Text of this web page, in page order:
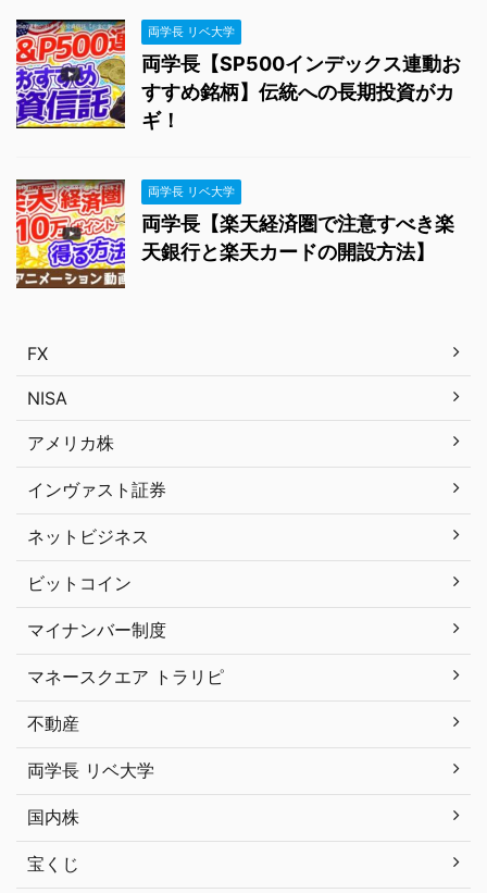
両学長 リベ大学
両学長【SP500インデックス連動お
すすめ銘柄】伝統への長期投資がカ
ギ！
両学長 リベ大学
両学長【楽天経済圏で注意すべき楽
天銀行と楽天カードの開設方法】
FX
NISA
アメリカ株
インヴァスト証券
ネットビジネス
ビットコイン
マイナンバー制度
マネースクエア トラリピ
不動産
両学長 リベ大学
国内株
宝くじ